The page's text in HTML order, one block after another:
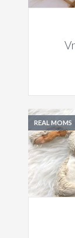
REAL MOMS